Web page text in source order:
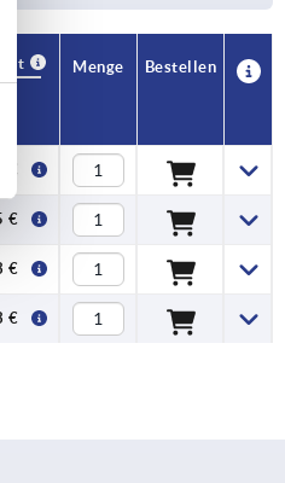
Menge Bestellen
€
€
€
€